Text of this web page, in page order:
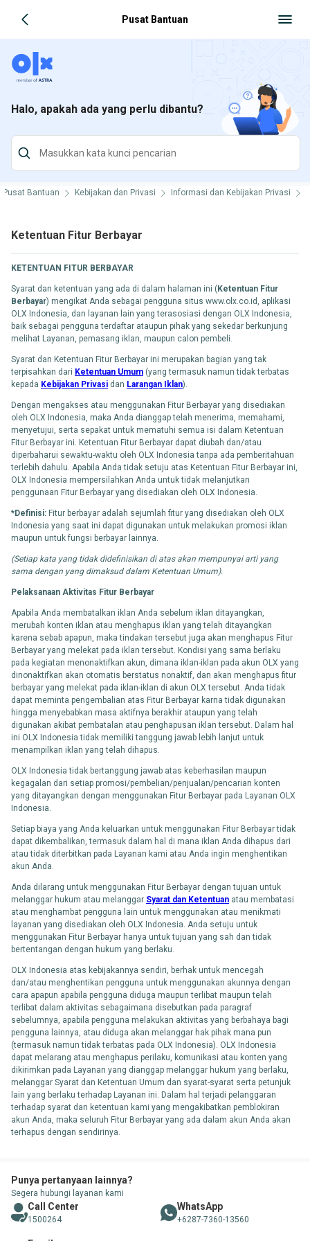
Pusat Bantuan
Halo, apakah ada yang perlu dibantu?
Pusat Bantuan Kebijakan dan Privasi Informasi dan Kebijakan Privasi
Ketentuan Fitur Berbayar
KETENTUAN FITUR BERBAYAR
Syarat dan ketentuan yang ada di dalam halaman ini (Ketentuan Fitur
Berbayar) mengikat Anda sebagai pengguna situs www.olx.co.id, aplikasi
OLX Indonesia, dan layanan lain yang terasosiasi dengan OLX Indonesia,
baik sebagai pengguna terdaftar ataupun pihak yang sekedar berkunjung
melihat Layanan, pemasang iklan, maupun calon pembeli.
Syarat dan Ketentuan Fitur Berbayar ini merupakan bagian yang tak
terpisahkan dari Ketentuan Umum (yang termasuk namun tidak terbatas
kepada Kebijakan Privasi dan Larangan Iklan).
Dengan mengakses atau menggunakan Fitur Berbayar yang disediakan
oleh OLX Indonesia, maka Anda dianggap telah menerima, memahami,
menyetujui, serta sepakat untuk mematuhi semua isi dalam Ketentuan
Fitur Berbayar ini. Ketentuan Fitur Berbayar dapat diubah dan/atau
diperbaharui sewaktu-waktu oleh OLX Indonesia tanpa ada pemberitahuan
terlebih dahulu. Apabila Anda tidak setuju atas Ketentuan Fitur Berbayar ini,
OLX Indonesia mempersilahkan Anda untuk tidak melanjutkan
penggunaan Fitur Berbayar yang disediakan oleh OLX Indonesia.
*Definisi: Fitur berbayar adalah sejumlah fitur yang disediakan oleh OLX
Indonesia yang saat ini dapat digunakan untuk melakukan promosi iklan
maupun untuk fungsi berbayar lainnya.
(Setiap kata yang tidak didefinisikan di atas akan mempunyai arti yang
sama dengan yang dimaksud dalam Ketentuan Umum).
Pelaksanaan Aktivitas Fitur Berbayar
Apabila Anda membatalkan iklan Anda sebelum iklan ditayangkan,
merubah konten iklan atau menghapus iklan yang telah ditayangkan
karena sebab apapun, maka tindakan tersebut juga akan menghapus Fitur
Berbayar yang melekat pada iklan tersebut. Kondisi yang sama berlaku
pada kegiatan menonaktifkan akun, dimana iklan-iklan pada akun OLX yang
dinonaktifkan akan otomatis berstatus nonaktif, dan akan menghapus fitur
berbayar yang melekat pada iklan-iklan di akun OLX tersebut. Anda tidak
dapat meminta pengembalian atas Fitur Berbayar karna tidak digunakan
hingga menyebabkan masa aktifnya berakhir ataupun yang telah
digunakan akibat pembatalan atau penghapusan iklan tersebut. Dalam hal
ini OLX Indonesia tidak memiliki tanggung jawab lebih lanjut untuk
menampilkan iklan yang telah dihapus.
OLX Indonesia tidak bertanggung jawab atas keberhasilan maupun
kegagalan dari setiap promosi/pembelian/penjualan/pencarian konten
yang ditayangkan dengan menggunakan Fitur Berbayar pada Layanan OLX
Indonesia.
Setiap biaya yang Anda keluarkan untuk menggunakan Fitur Berbayar tidak
dapat dikembalikan, termasuk dalam hal di mana iklan Anda dihapus dari
atau tidak diterbitkan pada Layanan kami atau Anda ingin menghentikan
akun Anda.
Anda dilarang untuk menggunakan Fitur Berbayar dengan tujuan untuk
melanggar hukum atau melanggar Syarat dan Ketentuan atau membatasi
atau menghambat pengguna lain untuk menggunakan atau menikmati
layanan yang disediakan oleh OLX Indonesia. Anda setuju untuk
menggunakan Fitur Berbayar hanya untuk tujuan yang sah dan tidak
bertentangan dengan hukum yang berlaku.
OLX Indonesia atas kebijakannya sendiri, berhak untuk mencegah
dan/atau menghentikan pengguna untuk menggunakan akunnya dengan
cara apapun apabila pengguna diduga maupun terlibat maupun telah
terlibat dalam aktivitas sebagaimana disebutkan pada paragraf
sebelumnya, apabila pengguna melakukan aktivitas yang berbahaya bagi
pengguna lainnya, atau diduga akan melanggar hak pihak mana pun
(termasuk namun tidak terbatas pada OLX Indonesia). OLX Indonesia
dapat melarang atau menghapus perilaku, komunikasi atau konten yang
dikirimkan pada Layanan yang dianggap melanggar hukum yang berlaku,
melanggar Syarat dan Ketentuan Umum dan syarat-syarat serta petunjuk
lain yang berlaku terhadap Layanan ini. Dalam hal terjadi pelanggaran
terhadap syarat dan ketentuan kami yang mengakibatkan pemblokiran
akun Anda, maka seluruh Fitur Berbayar yang ada dalam akun Anda akan
terhapus dengan sendirinya.
Punya pertanyaan lainnya?
Segera hubungi layanan kami
Call Center
1500264
WhatsApp
+6287-7360-13560